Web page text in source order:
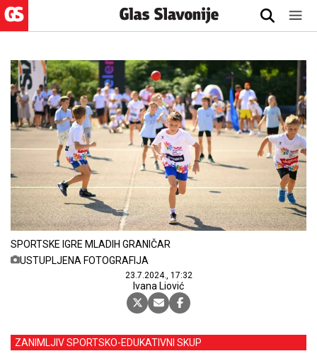
SPORTSKE IGRE MLADIH GRANIČAR
USTUPLJENA FOTOGRAFIJA
23.7.2024., 17:32
Ivana Liović
ZANIMLJIV SPORTSKO-EDUKATIVNI SKUP